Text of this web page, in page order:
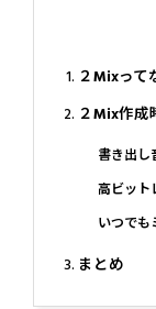
２Mixって
２Mix作成
書き出し
高ビット
いつでも
まとめ